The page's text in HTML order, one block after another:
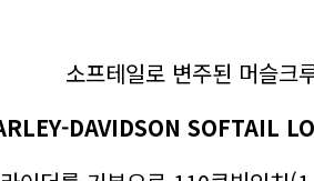
소프테일로 변주된 머슬크
DAVIDSON SOFTAIL